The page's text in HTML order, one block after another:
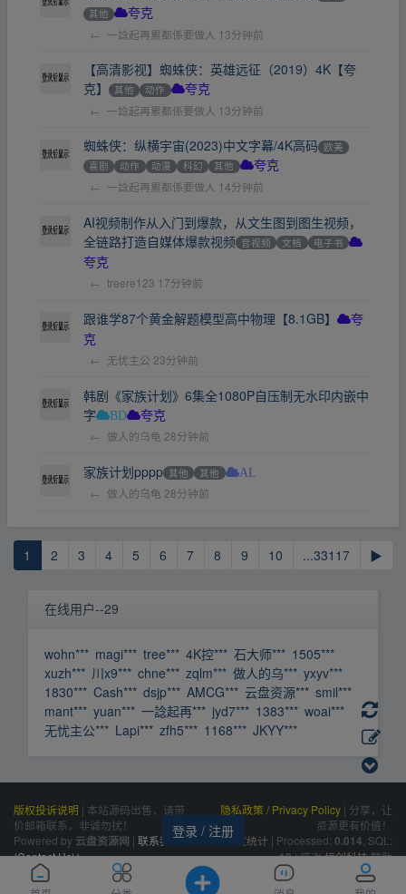
登录 / 注册
其他
夸克
← 一諗起再累都係要做人 13分钟前
【高清影视】蜘蛛侠：英雄远征（2019）4K【夸
克】
其他 动作 夸克
← 一諗起再累都係要做人 13分钟前
蜘蛛侠：纵横宇宙(2023)中文字幕/4K高码 欧美
喜剧
动作 动漫 科幻 其他 夸克
← 一諗起再累都係要做人 14分钟前
AI视频制作从入门到爆款，从文生图到图生视频，
全链路打造自媒体爆款视频 音视频 文档 电子书
夸克
← treere123 17分钟前
跟谁学87个黄金解题模型高中物理【8.1GB】
夸
克
← 无忧主公 23分钟前
韩剧《家族计划》6集全1080P自压制无水印内嵌中
字
BD 夸克
← 做人的乌龟 28分钟前
家族计划pppp 其他 其他 AL
← 做人的乌龟 28分钟前
1 2 3 4 5 6 7 8 9 10 ...33117 ▶
在线用户--29
wohn*** magi*** tree*** 4K控*** 石大师*** 1505***
xuzh*** 川x9*** chne*** zqlm*** 做人的乌*** yxyv***
1830*** Cash*** dsjp*** AMCG*** 云盘资源*** smil***
mant*** yuan*** 一諗起再*** jyd7*** 1383*** woai***
无忧主公*** Lapi*** zfh5*** 1168*** JKYY***
版权投诉说明 | 本站源码出售，请带
价邮箱联系，非诚勿扰！
隐私政策 / Privacy Policy | 分享，让
资源更有价值！
Powered by 云盘资源网 | 联系我们
(Contact Us)：
siteone@qq.com
百度统计 | Processed: 0.014 , SQL:
10|感谢恒创科技赞助